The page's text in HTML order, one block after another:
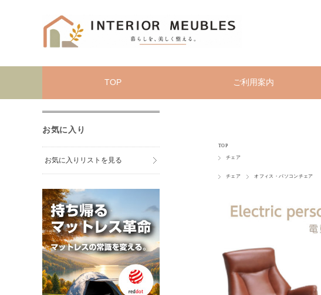
TOP ご利用案内
TOP
チェア
チェア オフィス・パソコンチェア
お気に入り
お気に入りリストを見る